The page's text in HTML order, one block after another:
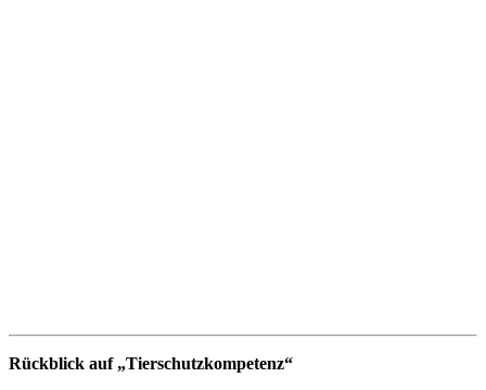
Rückblick auf „Tierschutzkompetenz“